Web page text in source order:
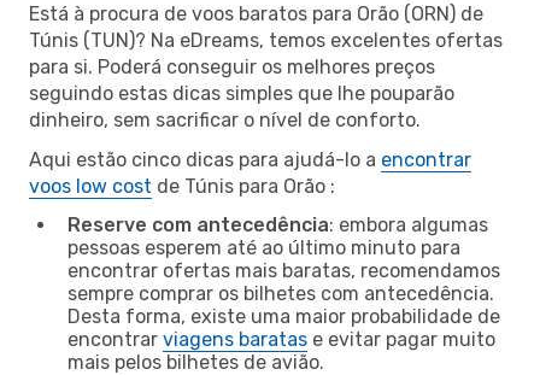
Está à procura de voos baratos para Orão (ORN) de
Túnis (TUN)? Na eDreams, temos excelentes ofertas
para si. Poderá conseguir os melhores preços
seguindo estas dicas simples que lhe pouparão
dinheiro, sem sacrificar o nível de conforto.
Aqui estão cinco dicas para ajudá-lo a encontrar
voos low cost de Túnis para Orão :
Reserve com antecedência: embora algumas
pessoas esperem até ao último minuto para
encontrar ofertas mais baratas, recomendamos
sempre comprar os bilhetes com antecedência.
Desta forma, existe uma maior probabilidade de
encontrar viagens baratas e evitar pagar muito
mais pelos bilhetes de avião.